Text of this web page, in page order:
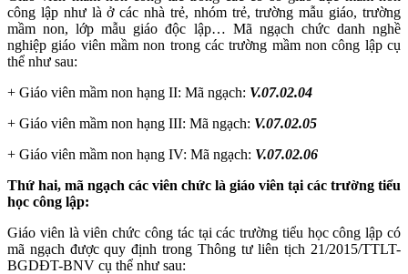
công lập như là ở các nhà trẻ, nhóm trẻ, trường mẫu giáo, trường
mầm non, lớp mẫu giáo độc lập… Mã ngạch chức danh nghề
nghiệp giáo viên mầm non trong các trường mầm non công lập cụ
thể như sau:
+ Giáo viên mầm non hạng II: Mã ngạch: V.07.02.04
+ Giáo viên mầm non hạng III: Mã ngạch: V.07.02.05
+ Giáo viên mầm non hạng IV: Mã ngạch: V.07.02.06
Thứ hai, mã ngạch các viên chức là giáo viên tại các trường tiểu
học công lập:
Giáo viên là viên chức công tác tại các trường tiểu học công lập có
mã ngạch được quy định trong Thông tư liên tịch 21/2015/TTLT-
BGDĐT-BNV cụ thể như sau: